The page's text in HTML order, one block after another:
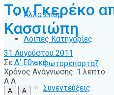
Άλλα Σπόρ
Λοιπές Κατηγορίες
Φωτορεπορτάζ
Συνεντεύξεις
Τον Γκερέκο
Κασσιώπη
31 Αυγούστου 2011
Σε Δ' Εθνική
Χρόνος Ανάγνωσης: 1 λεπτό
A A
A
A